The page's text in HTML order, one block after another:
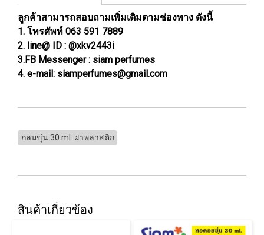
ลูกค้าสามารถสอบถามเพิ่มเติมตามช่องทาง ดังนี้
1. โทรศัพท์ 063 591 7889
2. line@ ID : @xkv2443i
3.FB Messenger : siam perfumes
4. e-mail: siamperfumes@gmail.com
กลมขุ่น 30 ml. ฝาพลาสติก
สินค้าเกี่ยวข้อง